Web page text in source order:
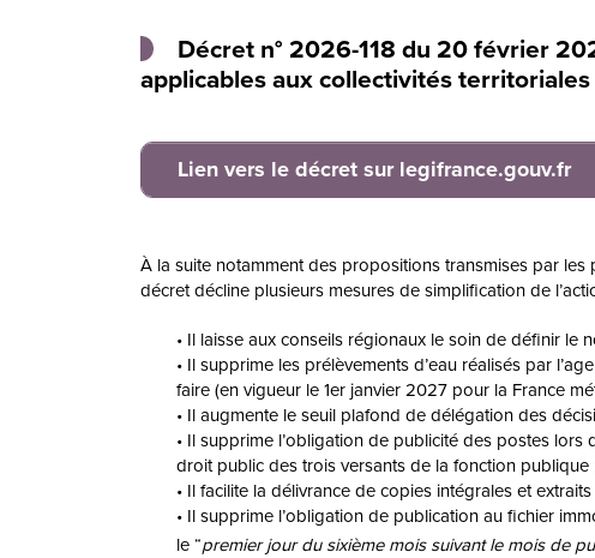
Décret n° 2026-118 du 20 février
applicables aux collectivités
Lien vers le décret sur legifrance.gouv.fr
À la suite notamment des propositions transmises par
décret décline plusieurs mesures de simplification de
Il laisse aux conseils régionaux le soin de définir le
Il supprime les prélèvements d’eau réalisés par
faire (en vigueur le 1er janvier 2027 pour la France
Il augmente le seuil plafond de délégation des
Il supprime l’obligation de publicité des postes
droit public des trois versants de la fonction publique
Il facilite la délivrance de copies intégrales et extraits
Il supprime l’obligation de publication au fichier
le “premier jour du sixième mois suivant le mois de